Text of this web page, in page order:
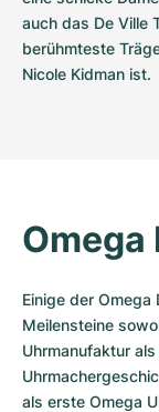
auch das De Ville
berühmteste
Nicole Kidman ist.
Omega
Einige der Omega
Meilensteine
Uhrmanufaktur
als erste Omega